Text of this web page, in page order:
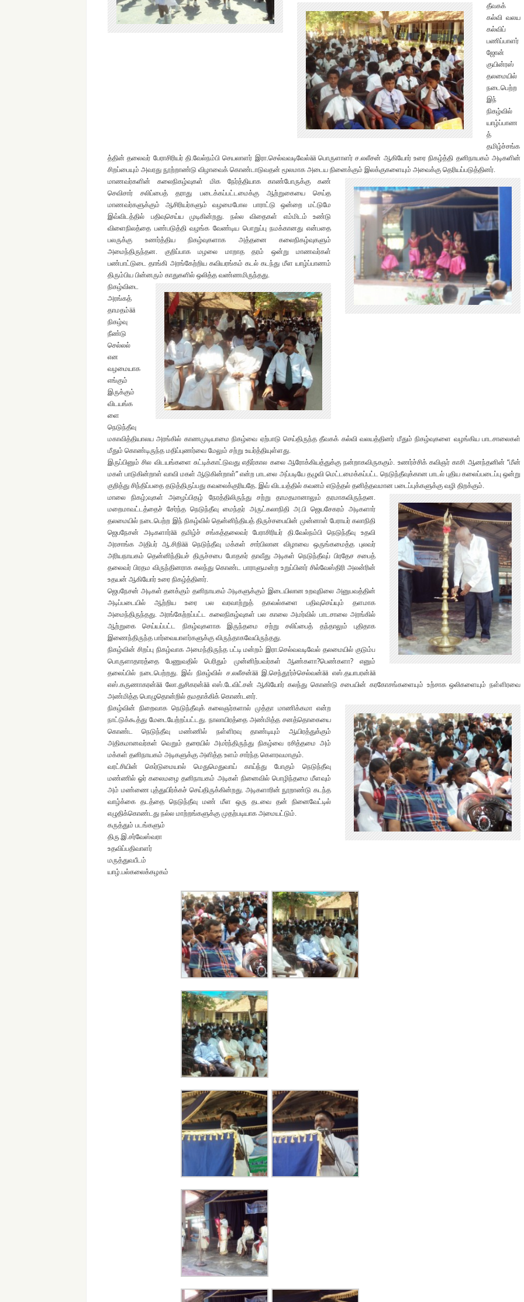
தீவகக்
கல்வி வலய
கல்விப்
பணிப்பாளர்
ஜோன்
குயின்ரஸ்
தலமையில்
நடைபெற்ற
இந்
நிகழ்வில்
யாழ்ப்பாண
த்
தமிழ்ச்சங்க
த்தின் தலைவர் பேராசிரியர் தி.வேல்நம்பி செயலாளர் இரா.செல்வவடிவேல்ää பொருளாளர் ச.லலீசன் ஆகியோர் உரை நிகழ்த்தி தனிநாயகம் அடிகளின்
சிறப்பையும் அவரது நூற்றாண்டு விழாவைக் கொண்டாடுவதன் மூலமாக அடைய நினைக்கும் இலக்குகளையும் அவைக்கு தெரியப்படுத்தினர்.
மாணவர்களின் கலைநிகழ்வுகள் மிக நேர்த்தியாக காண்போருக்கு கண்
செவிசார் சலிப்பைத் தராது படைக்கப்பட்டமைக்கு ஆற்றுகையை செய்த
மாணவர்களுக்கும் ஆசிரியர்களும் வழமைபோல பாராட்டு ஒன்றை மட்டுமே
இவ்விடத்தில் பதிவுசெய்ய முடிகின்றது. நல்ல விதைகள் எம்மிடம் உண்டு
விளைநிலத்தை பண்படுத்தி வழங்க வேண்டிய பொறுப்பு நமக்கானது என்பதை
பலருக்கு உணர்த்திய நிகழ்வுகளாக அத்தனை கலைநிகழ்வுகளும்
அமைந்திருந்தன. குறிப்பாக மழலை மாறாத தரம் ஒன்று மாணவர்கள்
பண்பாட்டுடை தாங்கி அரங்கேற்றிய கவியரங்கம் கடல் கடந்து மீள யாழ்ப்பாணம்
திரும்பிய பின்னரும் காதுகளில் ஒலித்த வண்ணமிருந்தது.
நிகழ்விடை
அரங்கத்
தாமதம்ää
நிகழ்வு
நீண்டு
செல்லல்
என
வழமையாக
எங்கும்
இருக்கும்
விடயங்க
ளை
நெடுந்தீவு
மகாவித்தியாலய அரங்கில் காணமுடியாமை நிகழ்வை ஏற்பாடு செய்திருந்த தீவகக் கல்வி வலயத்தினர் மீதும் நிகழ்வுகளை வழங்கிய பாடசாலைகள்
மீதும் கொண்டிருந்த மதிப்புணர்வை மேலும் சற்று உயர்த்தியுள்ளது.
இருப்பினும் சில விடயங்களை சுட்டிக்காட்டுவது எதிர்கால கலை ஆரோக்கியத்துக்கு நன்றாகவிருககும். உணர்ச்சிக் கவிஞர் காசி ஆனந்தனின் “மீன்
மகள் பாடுகின்றாள் வாவி மகள் ஆடுகின்றாள்” என்ற பாடலை அப்படியே தழுவி மெட்டமைக்கப்பட்ட நெடுந்தீவுக்கான பாடல் புதிய கலைப்படைப்பு ஒன்று
குறித்து சிந்திப்பதை தடுத்திருப்பது கவலைக்குரியதே. இவ் விடயத்தில் கவனம் எடுத்தல் தனித்தவமான படைப்புக்களுக்கு வழி திறக்கும்.
மாலை நிகழ்;வுகள் அழைப்பிதழ் நேரத்திலிருந்து சற்று தாமதமானாலும் தரமாகவிருந்தன.
மறைமாவட்டத்தைச் சேர்ந்த நெடுந்தீவு மைந்தர் அருட்கலாநிதி அ.பி ஜெயசேகரம் அடிகளார்
தலமையில் நடைபெற்ற இந் நிகழ்வில் தென்னிந்தியத் திருச்சபையின் முன்னாள் பேராயர் கலாநிதி
ஜெபநேசன் அடிகளார்ää தமிழ்ச் சங்கத்தலைவர் பேராசிரியர் தி.வேல்நம்பி நெடுந்தீவு உதவி
அரசாங்க அதிபர் ஆ.சிறிää நெடுந்தீவு மக்கள் சார்பிலான விழாவை ஒருங்கமைத்த புலவர்
அரியநாயகம் தென்னிந்தியச் திருச்சபை போதகர் தாவீது அடிகள் நெடுந்தீவுப் பிரதேச சபைத்
தலைவர் பிரதம விருந்தினராக கலந்து கொண்ட பாராளுமன்ற உறுப்பினர் சில்வேஸ்திரி அலன்ரின்
உதயன் ஆகியோர் உரை நிகழ்த்தினர்.
ஜெபநேசன் அடிகள் தனக்கும் தனிநாயகம் அடிகளுக்கும் இடையிலான உறவுநிலை அனுபவத்தின்
அடிப்படையில் ஆற்றிய உரை பல வரவாற்றுத் தகவல்களை பதிவுசெய்யும் தளமாக
அமைந்திருந்தது. அரங்கேற்றப்பட்ட கலைநிகழ்வுகள் பல காலை அமர்வில் பாடசாலை அரங்கில்
ஆற்றுகை செய்யப்பட்ட நிகழ்வுகளாக இருந்தமை சற்று சலிப்பைத் தந்தாலும் புதிதாக
இணைந்திருந்த பார்வையாளர்களுக்கு விருந்தாகவேயிருந்தது.
நிகழ்வின் சிறப்பு நிகழ்வாக அமைந்திருந்த பட்டி மன்றம் இரா.செல்வவடிவேல் தலமையில் குடும்ப
பொருளாதாரத்தை பேணுவதில் பெரிதும் முன்னிற்பவர்கள் ஆண்களா?பெண்களா? எனும்
தலைப்பில் நடைபெற்றது. இவ் நிகழ்வில் ச.லலீசன்ää இ.செந்தூர்ச்செல்வன்ää எஸ்.தயாபரன்ää
எஸ்.கருணாகரன்ää லோ.துசிகரன்ää எஸ்.டேவிட்சன் ஆகியோர் கலந்து கொண்டு சபையின் கரகோசங்களையும் உற்சாக ஒலிகளையும் நள்ளிரவை
அண்மித்த பொழுதொன்றில் தமதாக்கிக் கொண்டனர்.
நிகழ்வின் நிறைவாக நெடுந்தீவுக் கலைஞர்களால் முத்தா மாணிக்கமா என்ற
நாட்டுக்கூத்து மேடையேற்றப்பட்டது. நாலாயிரத்தை அண்மித்த சனத்தொகையை
கொண்ட நெடுந்தீவு மண்ணில் நள்ளிரவு தாண்டியும் ஆயிரத்துக்கும்
அதிகமானவர்கள் வெறும் தரையில் அமர்ந்திருந்து நிகழ்வை ரசித்தமை அம்
மக்கள் தனிநாயகம் அடிகளுக்கு அளித்த உளம் சார்ந்த கௌரவமாகும்.
வரட்சியின் கெர்டுமையால் மெதுமெதுவாய் காய்ந்து போகும் நெடுந்தீவு
மண்ணில் ஓர் கலைமழை தனிநாயகம் அடிகள் நினைவில் பொழிந்தமை மீளவும்
அம் மண்ணை புத்துயிர்க்கச் செய்திருக்கின்றது. அடிகளாரின் நூறாண்டு கடந்த
வாழ்க்கை தடத்தை நெடுந்தீவு மண் மீள ஒரு தடவை தன் நினைவேட்டில்
எழுதிக்கொண்டது நல்ல மாற்றங்களுக்கு முதற்படியாக அமையட்டும்.
கருத்தும் படங்களும்
திரு.இ.சர்வேஸ்வரா
உதவிப்பதிவாளர்
மருத்துவபீடம்
யாழ்.பல்கலைக்கழகம்